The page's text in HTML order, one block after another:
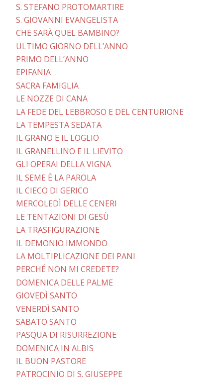
S. STEFANO PROTOMARTIRE
S. GIOVANNI EVANGELISTA
CHE SARÀ QUEL BAMBINO?
ULTIMO GIORNO DELL’ANNO
PRIMO DELL’ANNO
EPIFANIA
SACRA FAMIGLIA
LE NOZZE DI CANA
LA FEDE DEL LEBBROSO E DEL CENTURIONE
LA TEMPESTA SEDATA
IL GRANO E IL LOGLIO
IL GRANELLINO E IL LIEVITO
GLI OPERAI DELLA VIGNA
IL SEME È LA PAROLA
IL CIECO DI GERICO
MERCOLEDÌ DELLE CENERI
LE TENTAZIONI DI GESÙ
LA TRASFIGURAZIONE
IL DEMONIO IMMONDO
LA MOLTIPLICAZIONE DEI PANI
PERCHÉ NON MI CREDETE?
DOMENICA DELLE PALME
GIOVEDÌ SANTO
VENERDÌ SANTO
SABATO SANTO
PASQUA DI RISURREZIONE
DOMENICA IN ALBIS
IL BUON PASTORE
PATROCINIO DI S. GIUSEPPE